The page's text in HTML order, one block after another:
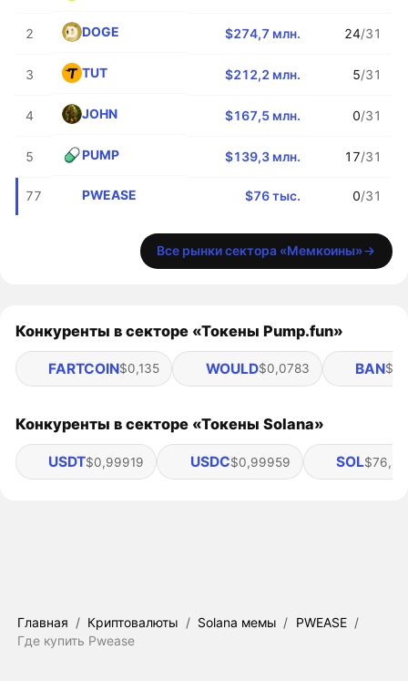
2 DOGE $274,7 млн. 24/31
3 TUT $212,2 млн. 5/31
4 JOHN $167,5 млн. 0/31
5 PUMP $139,3 млн. 17/31
77 PWEASE $76 тыс. 0/31
Все рынки сектора «Мемкоины»
Конкуренты в секторе «Токены Pump.fun»
FARTCOIN$0,135 WOULD$0,0783 BAN
Конкуренты в секторе «Токены Solana»
USDT$0,99919 USDC$0,99959 SOL$76,46
Главная / Криптовалюты / Solana мемы / PWEASE /
Где купить Pwease